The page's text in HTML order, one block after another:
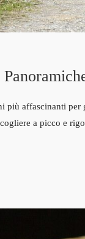
più affascinanti
a picco e